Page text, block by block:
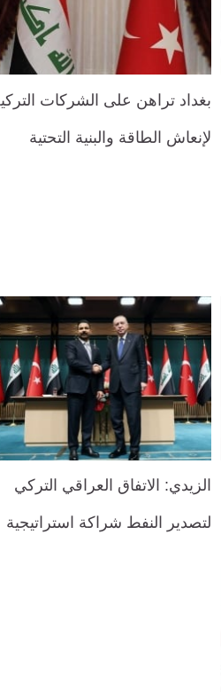
بغداد تراهن على الشركات
لإنعاش الطاقة والبنية التحتية
الزيدي: الاتفاق العراقي التركي
لتصدير النفط شراكة استراتيجية